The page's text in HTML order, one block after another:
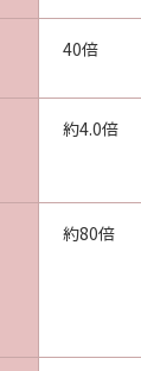
40倍
約4.0倍
約80倍